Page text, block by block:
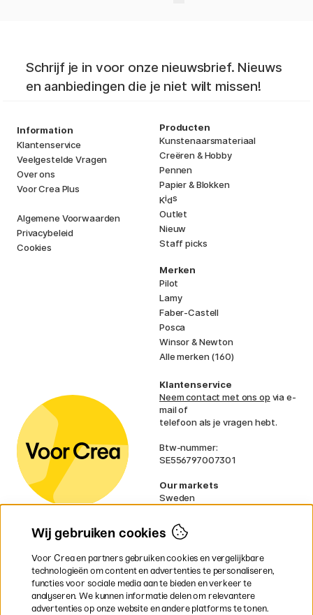
Schrijf je in voor onze nieuwsbrief. Nieuws
en aanbiedingen die je niet wilt missen!
Information
Klantenservice
Veelgestelde Vragen
Over ons
Voor Crea Plus
Algemene Voorwaarden
Privacybeleid
Cookies
Producten
Kunstenaarsmateriaal
Creëren & Hobby
Pennen
Papier & Blokken
Kids
Outlet
Nieuw
Staff picks
Merken
Pilot
Lamy
Faber-Castell
Posca
Winsor & Newton
Alle merken (160)
Klantenservice
Neem contact met ons op via e-
mail of
telefoon als je vragen hebt.
Btw-nummer:
SE556797007301
Our markets
Sweden
Denmark
Finland
Ireland
Germany
UK
EU
Wij gebruiken cookies
Voor Crea en partners gebruiken cookies en vergelijkbare
technologieën om content en advertenties te personaliseren,
functies voor sociale media aan te bieden en verkeer te
analyseren. We kunnen informatie delen om relevantere
advertenties op onze website en andere platforms te tonen.